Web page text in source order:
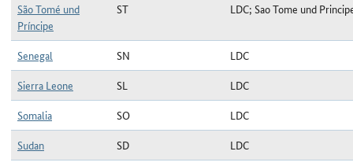
São Tomé und
Príncipe
ST LDC; Sao Tome und
Senegal SN
LDC
Sierra Leone
SL
LDC
Somalia
SO
LDC
Sudan
SD
LDC